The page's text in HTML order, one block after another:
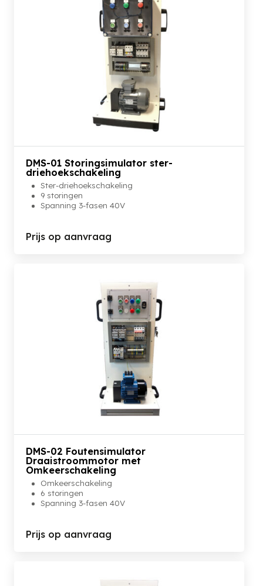
DMS-01 Storingsimulator ster-
driehoekschakeling
Ster-driehoekschakeling
9 storingen
Spanning 3-fasen 40V
Prijs op aanvraag
DMS-02 Foutensimulator
Draaistroommotor met
Omkeerschakeling
Omkeerschakeling
6 storingen
Spanning 3-fasen 40V
Prijs op aanvraag